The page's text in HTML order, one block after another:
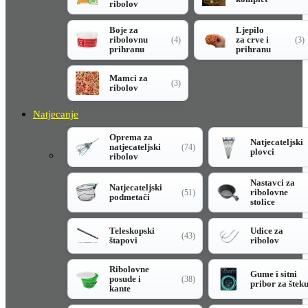
ribolov
Boje za
ribolovnu
prihranu
(4)
Ljepilo
za crve i
prihranu
(3)
Mamci za
ribolov
(3)
Natjecanje
Oprema za
natjecateljski
ribolov
(74)
Natjecateljski
plovci
Natjecateljski
podmetači
(51)
Nastavci za
ribolovne
stolice
Teleskopski
štapovi
(43)
Udice za
ribolov
Ribolovne
posude i
kante
(38)
Gume i sitni
pribor za šteku